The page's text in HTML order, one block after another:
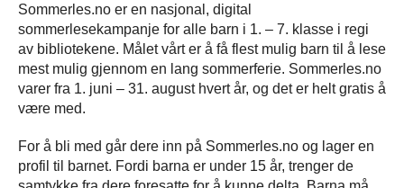
Sommerles.no er en nasjonal, digital
sommerlesekampanje for alle barn i 1. – 7. klasse i regi
av bibliotekene. Målet vårt er å få flest mulig barn til å lese
mest mulig gjennom en lang sommerferie. Sommerles.no
varer fra 1. juni – 31. august hvert år, og det er helt gratis å
være med.
For å bli med går dere inn på Sommerles.no og lager en
profil til barnet. Fordi barna er under 15 år, trenger de